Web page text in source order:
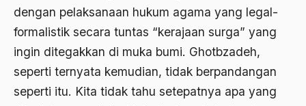
dengan pelaksanaan hukum agama yang legal-
formalistik secara tuntas “kerajaan surga” yang
ingin ditegakkan di muka bumi. Ghotbzadeh,
seperti ternyata kemudian, tidak berpandangan
seperti itu. Kita tidak tahu setepatnya apa yang
1979
1977
1976
Aera-Europa
Afganistan
Afiliasi Kultural
Afrika